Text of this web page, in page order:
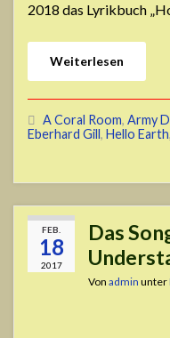
2018 das Lyrikbuch
Weiterlesen
A Coral Room, Army
Eberhard Gill, Hello Earth,
FEB.
18
2017
Das
Von admin unter